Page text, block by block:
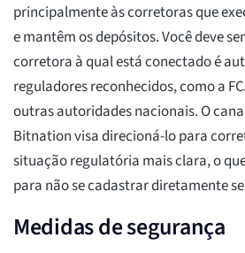
principalmente às corretoras que
e mantêm os depósitos. Você deve
corretora à qual está conectado é
reguladores reconhecidos, como a
outras autoridades nacionais. O
Bitnation visa direcioná-lo para
situação regulatória mais clara, o
para não se cadastrar diretamente
Medidas de segurança